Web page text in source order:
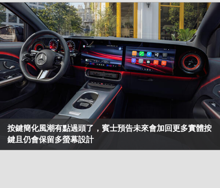
按鍵簡化風潮有點過頭了，賓士預告未來會加回更多實體按
鍵且仍會保留多螢幕設計